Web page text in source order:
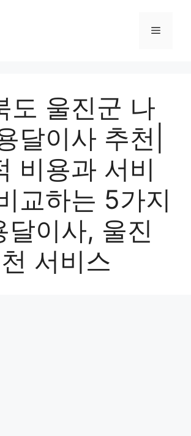
Menu
도 울진군 나
달이사 추천|
비용과 서비
교하는 5가지
달이사, 울진
서비스